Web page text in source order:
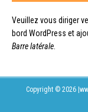
Veuillez vous diriger
bord WordPress et
Barre latérale
Copyright © 2026